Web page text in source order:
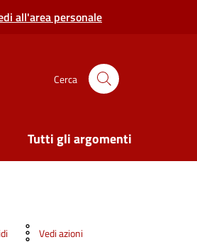
all'area personale
Cerca
Tutti gli argomenti
Vedi azioni